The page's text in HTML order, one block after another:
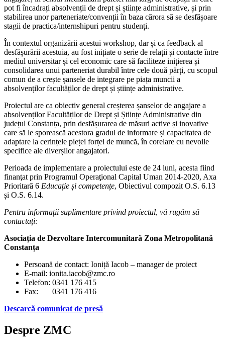
pot fi încadrați absolvenții de drept și științe administrative, și prin
stabilirea unor parteneriate/convenții în baza cărora să se desfășoare
stagii de practica/internshipuri pentru studenți.
În contextul organizării acestui workshop, dar și ca feedback al
desfășurării acestuia, au fost inițiate o serie de relații și contacte între
mediul universitar și cel economic care să faciliteze inițierea și
consolidarea unui parteneriat durabil între cele două părți, cu scopul
comun de a crește șansele de integrare pe piața muncii a
absolvenților facultăților de drept și științe administrative.
Proiectul are ca obiectiv general creșterea șanselor de angajare a
absolvenților Facultăților de Drept și Științe Administrative din
județul Constanța, prin desfășurarea de măsuri active și inovative
care să le sporească acestora gradul de informare și capacitatea de
adaptare la cerințele pieței forței de muncă, în corelare cu nevoile
specifice ale diverșilor angajatori.
Perioada de implementare a proiectului este de 24 luni, acesta fiind
finanţat prin Programul Operaţional Capital Uman 2014-2020, Axa
Prioritară 6 Educație și competențe, Obiectivul compozit O.S. 6.13
și O.S. 6.14.
Pentru informații suplimentare privind proiectul, vă rugăm să
contactați:
Asociația de Dezvoltare Intercomunitară Zona Metropolitană
Constanța
Persoană de contact: Ioniță Iacob – manager de proiect
E-mail: ionita.iacob@zmc.ro
Telefon: 0341 176 415
Fax: 0341 176 416
Descarcă comunicat de presă
Despre ZMC